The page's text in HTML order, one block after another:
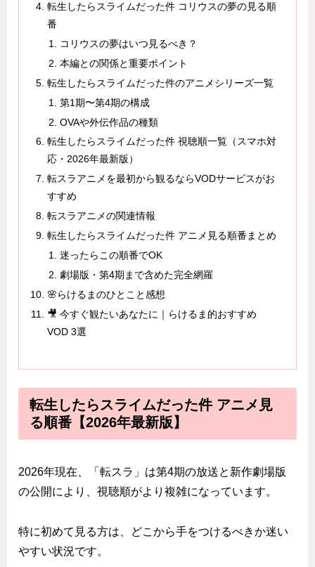
転生したらスライムだった件 コリウスの夢の見る順
番
コリウスの夢はいつ見るべき？
本編との関係と重要ポイント
転生したらスライムだった件のアニメシリーズ一覧
第1期〜第4期の構成
OVAや外伝作品の種類
転生したらスライムだった件 視聴順一覧（スマホ対
応・2026年最新版）
転スラアニメを最初から観るならVODサービスがお
すすめ
転スラアニメの関連情報
転生したらスライムだった件 アニメ見る順番まとめ
迷ったらこの順番でOK
劇場版・第4期まで含めた完全網羅
🌸らけるまのひとこと感想
🎥 今すぐ観たいあなたに｜らけるま的おすすめ
VOD 3選
転生したらスライムだった件 アニメ見
る順番【2026年最新版】
2026年現在、「転スラ」は第4期の放送と新作劇場版
の公開により、視聴順がより複雑になっています。
特に初めて見る方は、どこから手をつけるべきか迷い
やすい状況です。